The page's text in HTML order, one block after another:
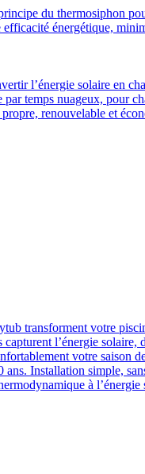
du thermosiphon
énergétique,
l’énergie solaire en
temps nuageux, pour
renouvelable et
transforment votre
l’énergie
votre
Installation simple,
à